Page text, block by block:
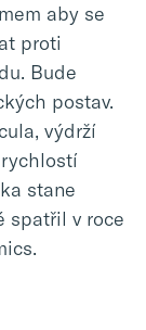
aby se
proti
Bude
postav.
výdrží
stane
spatřil v roce